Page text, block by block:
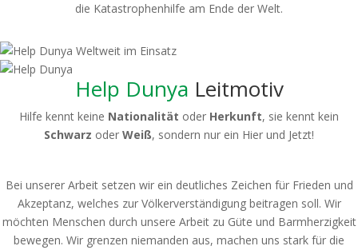
die Katastrophenhilfe am Ende der Welt.
Help Dunya Leitmotiv
Hilfe kennt keine Nationalität oder Herkunft, sie kennt kein
Schwarz oder Weiß, sondern nur ein Hier und Jetzt!
Bei unserer Arbeit setzen wir ein deutliches Zeichen für Frieden und
Akzeptanz, welches zur Völkerverständigung beitragen soll. Wir
möchten Menschen durch unsere Arbeit zu Güte und Barmherzigkeit
bewegen. Wir grenzen niemanden aus, machen uns stark für die